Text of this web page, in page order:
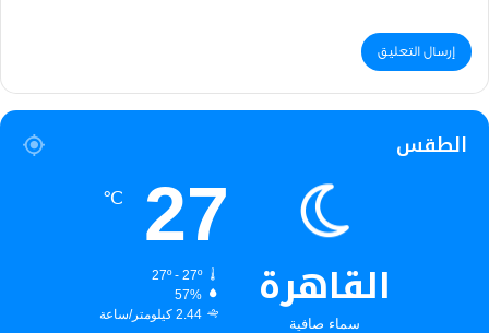
الطقس
القاهرة
سماء صافية
27
℃
27º - 27º
57%
2.44 كيلومتر/ساعة